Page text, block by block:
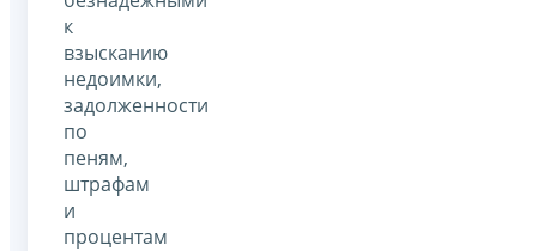
к
взысканию
недоимки,
задолженности
по
пеням,
штрафам
и
процентам